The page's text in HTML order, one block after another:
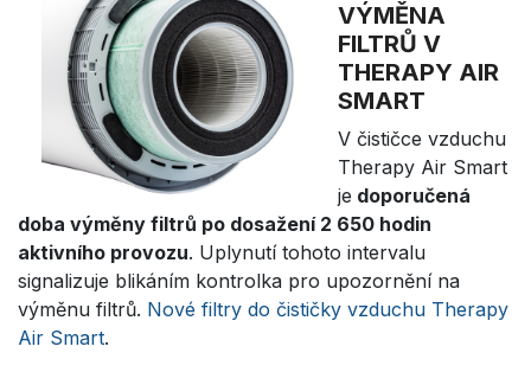
VÝMĚNA
FILTRŮ V
THERAPY AIR
SMART
V čističce vzduchu
Therapy Air Smart
je doporučená
doba výměny filtrů po dosažení 2 650 hodin
aktivního provozu. Uplynutí tohoto intervalu
signalizuje blikáním kontrolka pro upozornění na
výměnu filtrů. Nové filtry do čističky vzduchu Therapy
Air Smart.